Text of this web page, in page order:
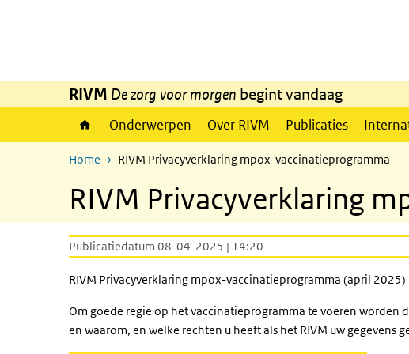
RIVM De zorg voor morgen begint vandaag
Onderwerpen Over RIVM Publicaties
Home RIVM Privacyverklaring mpox-vaccinatieprogramma
RIVM Privacyverklaring
Publicatiedatum 08-04-2025 | 14:20
RIVM Privacyverklaring mpox-vaccinatieprogramma (april 2025)
Om goede regie op het vaccinatieprogramma te voeren worden
en waarom, en welke rechten u heeft als het RIVM uw gegevens